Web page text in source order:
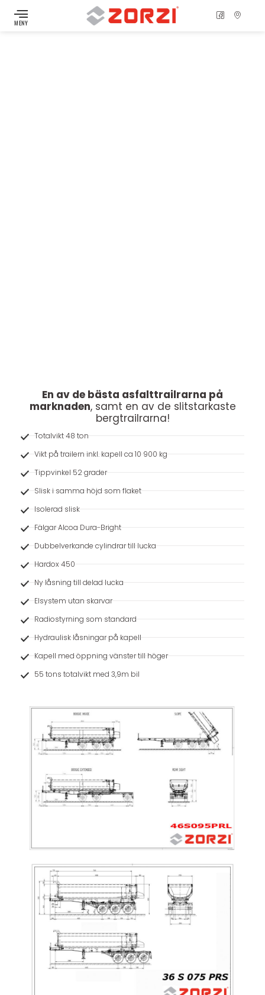
MENY
En av de bästa asfalttrailrarna på
marknaden, samt en av de slitstarkaste
bergtrailrarna!
Totalvikt 48 ton
Vikt på trailern inkl. kapell ca 10 900 kg
Tippvinkel 52 grader
Slisk i samma höjd som flaket
Isolerad slisk
Fälgar Alcoa Dura-Bright
Dubbelverkande cylindrar till lucka
Hardox 450
Ny låsning till delad lucka
Elsystem utan skarvar
Radiostyrning som standard
Hydraulisk låsningar på kapell
Kapell med öppning vänster till höger
55 tons totalvikt med 3,9m bil